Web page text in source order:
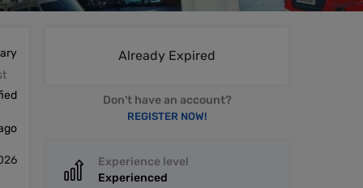
Already Expired
Don't have an account?
REGISTER NOW!
Experience level
Experienced